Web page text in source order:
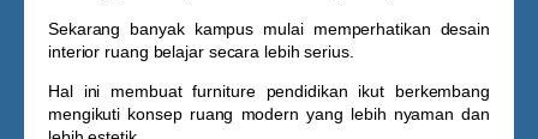
Sekarang banyak kampus mulai memperhatikan desain
interior ruang belajar secara lebih serius.
Hal ini membuat furniture pendidikan ikut berkembang
mengikuti konsep ruang modern yang lebih nyaman dan